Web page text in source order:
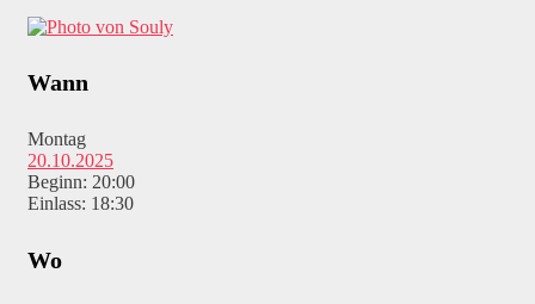
Wann
Montag
20.10.2025
Beginn: 20:00
Einlass: 18:30
Wo